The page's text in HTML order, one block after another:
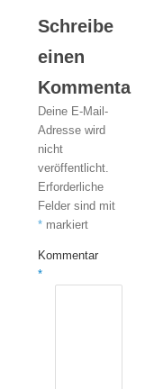
Schreibe
einen
Kommentar
Deine E-Mail-
Adresse wird
nicht
veröffentlicht.
Erforderliche
Felder sind mit
* markiert
Kommentar
*